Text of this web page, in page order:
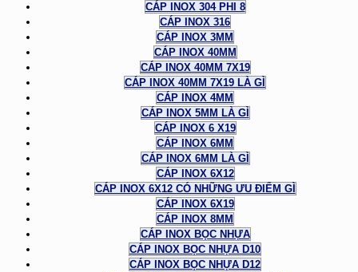
CÁP INOX 304 PHI 8
CÁP INOX 316
CÁP INOX 3MM
CÁP INOX 40MM
CÁP INOX 40MM 7X19
CÁP INOX 40MM 7X19 LÀ GÌ
CÁP INOX 4MM
CÁP INOX 5MM LÀ GÌ
CÁP INOX 6 X19
CÁP INOX 6MM
CÁP INOX 6MM LÀ GÌ
CÁP INOX 6X12
CÁP INOX 6X12 CÓ NHỮNG ƯU ĐIỂM GÌ
CÁP INOX 6X19
CÁP INOX 8MM
CÁP INOX BỌC NHỰA
CÁP INOX BỌC NHỰA D10
CÁP INOX BỌC NHỰA D12